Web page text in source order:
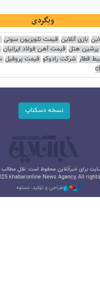
وبگردی
بازی آنلاین قیمت تلویزیون سونی
پرشین هتل قیمت آهن فولاد ایرانیان
قطار شرکت رادوکو قیمت پروفیل
نسخه دسکتاپ
برای خبرآنلاین محفوظ است. نقل مطالب
khabaronline News Agancy, All
طراحی و تولید: نستوه